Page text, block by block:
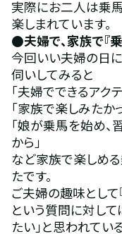
実際にお二人は乗
楽しまれています。
●夫婦で、家族で『
今回いい夫婦の日
伺いしてみると
「夫婦でできるアク
「家族で楽しみたか
「娘が乗馬を始め、
から」
など家族で楽しめ
たです。
ご夫婦の趣味として
という質問に対し
たい」と思われてい